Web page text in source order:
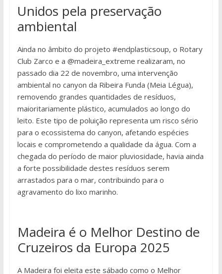
Unidos pela preservação
ambiental
Ainda no âmbito do projeto #endplasticsoup, o Rotary
Club Zarco e a @madeira_extreme realizaram, no
passado dia 22 de novembro, uma intervenção
ambiental no canyon da Ribeira Funda (Meia Légua),
removendo grandes quantidades de resíduos,
maioritariamente plástico, acumulados ao longo do
leito. Este tipo de poluição representa um risco sério
para o ecossistema do canyon, afetando espécies
locais e comprometendo a qualidade da água. Com a
chegada do período de maior pluviosidade, havia ainda
a forte possibilidade destes resíduos serem
arrastados para o mar, contribuindo para o
agravamento do lixo marinho.
Madeira é o Melhor Destino de
Cruzeiros da Europa 2025
A Madeira foi eleita este sábado como o Melhor